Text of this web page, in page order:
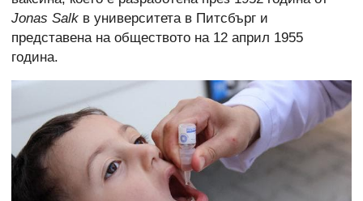
Jonas Salk в университета в Питсбърг и
представена на обществото на 12 април 1955
година.